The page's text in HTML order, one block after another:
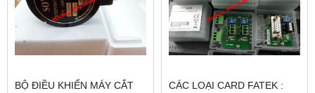
BỘ ĐIỀU KHIỂN MÁY CẮT
CÁC LOẠI CARD FATEK :